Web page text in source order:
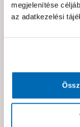
megjelenítése
az adatkezelési
Hibát találtál